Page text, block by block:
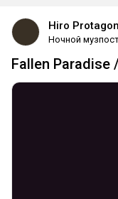
Hiro
Ночной
Fallen Paradise